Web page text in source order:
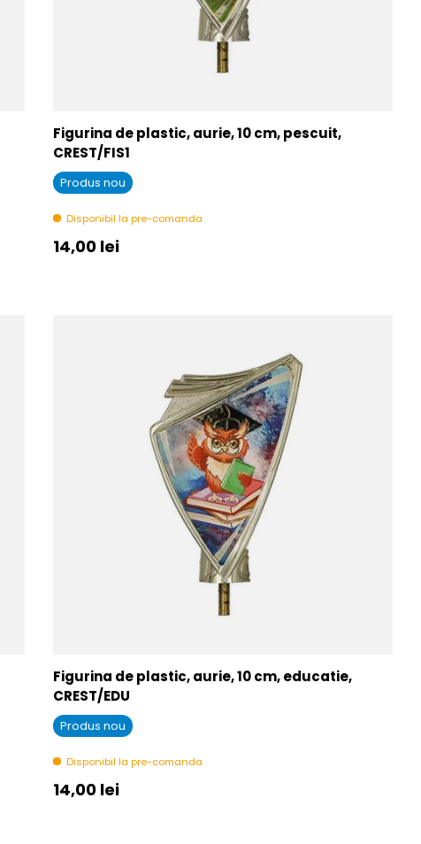
Figurina de plastic, aurie, 10 cm, pescuit,
CREST/FIS1
Produs nou
Disponibil la pre-comanda
Pret initial
14,00 lei
Figurina de plastic, aurie, 10 cm, educatie,
CREST/EDU
Produs nou
Disponibil la pre-comanda
Pret initial
14,00 lei